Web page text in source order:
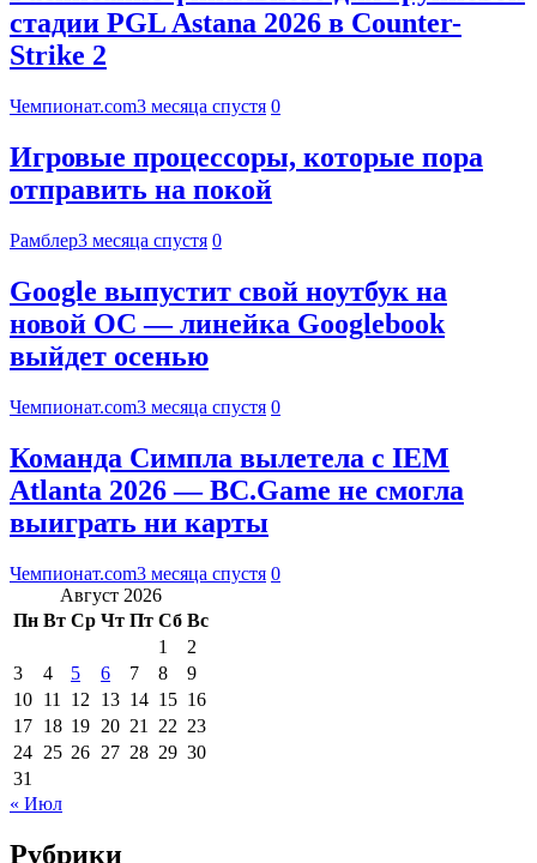
стадии PGL Astana 2026 в Counter-
Strike 2
Чемпионат.com3 месяца спустя 0
Игровые процессоры, которые пора
отправить на покой
Рамблер3 месяца спустя 0
Google выпустит свой ноутбук на
новой ОС — линейка Googlebook
выйдет осенью
Чемпионат.com3 месяца спустя 0
Команда Симпла вылетела с IEM
Atlanta 2026 — BC.Game не смогла
выиграть ни карты
Чемпионат.com3 месяца спустя 0
Август 2026
Пн Вт Ср Чт Пт Сб Вс
1
2
3
4 5 6 7 8
9
10 11 12 13 14 15 16
17 18 19 20 21 22 23
24 25 26 27 28 29 30
31
« Июл
Рубрики